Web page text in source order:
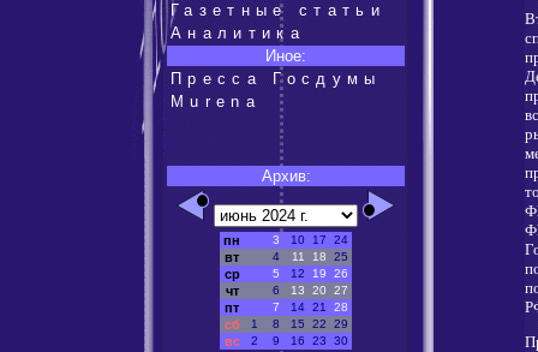
Газетные статьи
Аналитика
Иное:
Пресса Госдумы
Murena
Архив:
пн 3 10 17 24
вт 4 11 18 25
ср 5 12 19 26
чт 6 13 20 27
пт 7 14 21 28
сб 1 8 15 22 29
вс 2 9 16 23 30